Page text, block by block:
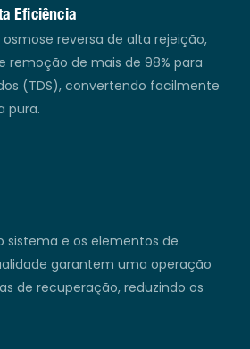
Eficiência
reversa de alta rejeição,
remoção de mais de 98% para
(TDS), convertendo facilmente
pura.
sistema e os elementos de
garantem uma operação
de recuperação, reduzindo os